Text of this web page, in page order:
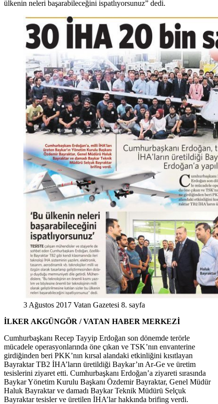
ülkenin neleri başarabileceğini ispatlıyorsunuz” dedi.
3 Ağustos 2017 Vatan Gazetesi 8. sayfa
İLKER AKGÜNGÖR / VATAN HABER MERKEZİ
Cumhurbaşkanı Recep Tayyip Erdoğan son dönemde terörle
mücadele operasyonlarında öne çıkan ve TSK’nın envanterine
girdiğinden beri PKK’nın kırsal alandaki etkinliğini kısıtlayan
Bayraktar TB2 İHA’ların üretildiği Baykar’ın Ar-Ge ve üretim
tesislerini ziyaret etti. Cumhurbaşkanı Erdoğan’a ziyareti sırasında
Baykar Yönetim Kurulu Başkanı Özdemir Bayraktar, Genel Müdür
Haluk Bayraktar ve damadı Baykar Teknik Müdürü Selçuk
Bayraktar tesisler ve üretilen İHA’lar hakkında brifing verdi.